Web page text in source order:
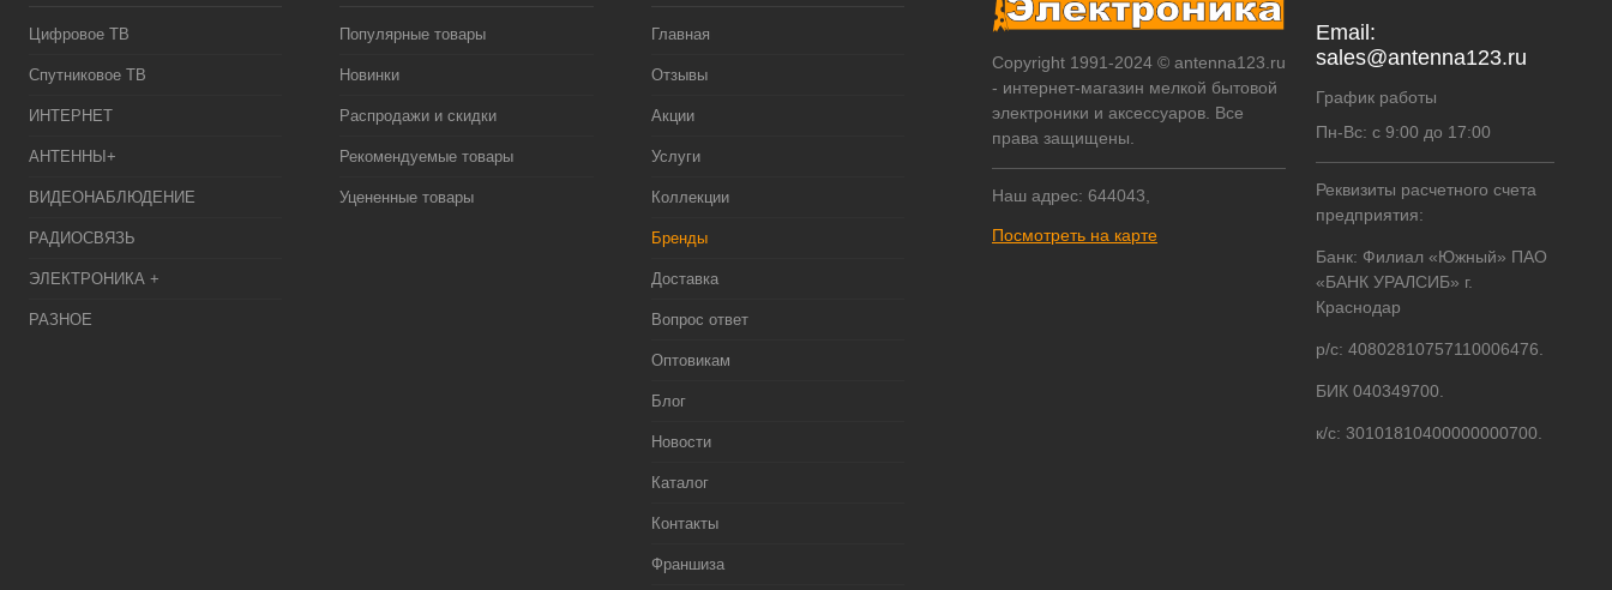
Цифровое ТВ
Спутниковое ТВ
ИНТЕРНЕТ
АНТЕННЫ+
ВИДЕОНАБЛЮДЕНИЕ
РАДИОСВЯЗЬ
ЭЛЕКТРОНИКА +
РАЗНОЕ
Популярные товары
Новинки
Распродажи и скидки
Рекомендуемые товары
Уцененные товары
Главная
Отзывы
Акции
Услуги
Коллекции
Бренды
Доставка
Вопрос ответ
Оптовикам
Блог
Новости
Каталог
Контакты
Франшиза
Copyright 1991-2024 © antenna123.ru
- интернет-магазин мелкой бытовой
электроники и аксессуаров. Все
права защищены.
Наш адрес: 644043,
Посмотреть на карте
Email:
sales@antenna123.ru
График работы
Пн-Вс: с 9:00 до 17:00
Реквизиты расчетного счета
предприятия:
Банк: Филиал «Южный» ПАО
«БАНК УРАЛСИБ» г.
Краснодар
р/с: 40802810757110006476.
БИК 040349700.
к/с: 30101810400000000700.